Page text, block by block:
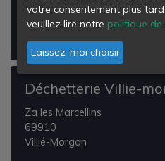
Arnas
Déchetterie Villie-
Za les Marcellins
69910
Villié-Morgon
votre consentement plus
veuillez lire notre politique
Laissez-moi choisir